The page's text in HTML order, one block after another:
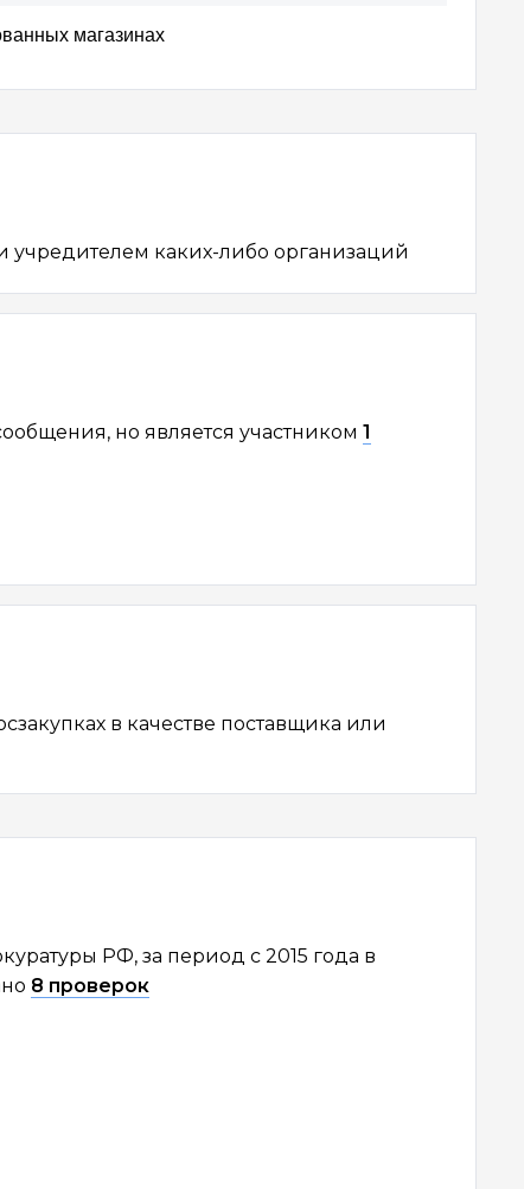
магазинах
каких-либо организаций
но является участником 1
в качестве поставщика или
РФ, за период с 2015 года в
8 проверок